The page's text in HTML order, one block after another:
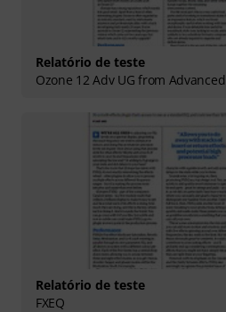
Relatório de teste
Ozone 12 Adv UG from Advanced
Relatório de teste
FXEQ